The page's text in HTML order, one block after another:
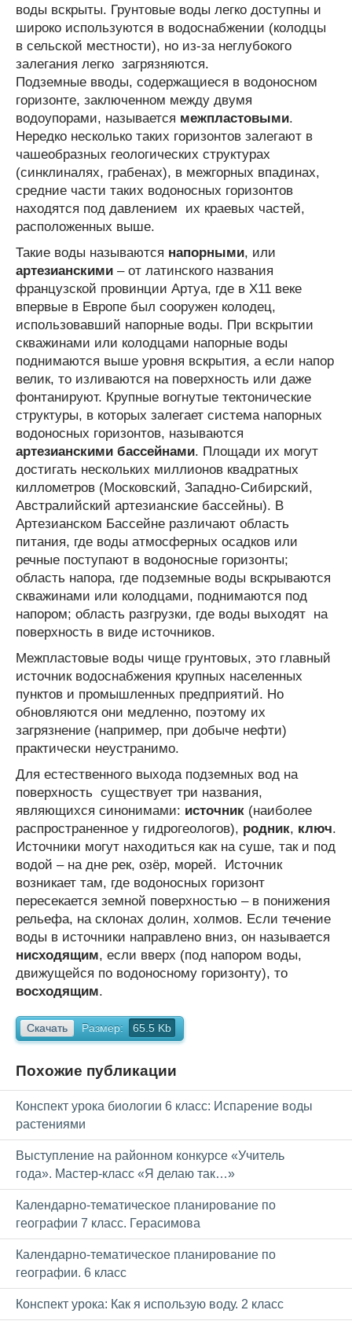
воды вскрыты. Грунтовые воды легко доступны и
широко используются в водоснабжении (колодцы
в сельской местности), но из-за неглубокого
залегания легко загрязняются.
Подземные вводы, содержащиеся в водоносном
горизонте, заключенном между двумя
водоупорами, называется межпластовыми.
Нередко несколько таких горизонтов залегают в
чашеобразных геологических структурах
(синклиналях, грабенах), в межгорных впадинах,
средние части таких водоносных горизонтов
находятся под давлением их краевых частей,
расположенных выше.
Такие воды называются напорными, или
артезианскими – от латинского названия
французской провинции Артуа, где в Х11 веке
впервые в Европе был сооружен колодец,
использовавший напорные воды. При вскрытии
скважинами или колодцами напорные воды
поднимаются выше уровня вскрытия, а если напор
велик, то изливаются на поверхность или даже
фонтанируют. Крупные вогнутые тектонические
структуры, в которых залегает система напорных
водоносных горизонтов, называются
артезианскими бассейнами. Площади их могут
достигать нескольких миллионов квадратных
киллометров (Московский, Западно-Сибирский,
Австралийский артезианские бассейны). В
Артезианском Бассейне различают область
питания, где воды атмосферных осадков или
речные поступают в водоносные горизонты;
область напора, где подземные воды вскрываются
скважинами или колодцами, поднимаются под
напором; область разгрузки, где воды выходят на
поверхность в виде источников.
Межпластовые воды чище грунтовых, это главный
источник водоснабжения крупных населенных
пунктов и промышленных предприятий. Но
обновляются они медленно, поэтому их
загрязнение (например, при добыче нефти)
практически неустранимо.
Для естественного выхода подземных вод на
поверхность существует три названия,
являющихся синонимами: источник (наиболее
распространенное у гидрогеологов), родник, ключ.
Источники могут находиться как на суше, так и под
водой – на дне рек, озёр, морей. Источник
возникает там, где водоносных горизонт
пересекается земной поверхностью – в понижения
рельефа, на склонах долин, холмов. Если течение
воды в источники направлено вниз, он называется
нисходящим, если вверх (под напором воды,
движущейся по водоносному горизонту), то
восходящим.
Скачать Размер: 65.5 Kb
Похожие публикации
Конспект урока биологии 6 класс: Испарение воды
растениями
Выступление на районном конкурсе «Учитель
года». Мастер-класс «Я делаю так…»
Календарно-тематическое планирование по
географии 7 класс. Герасимова
Календарно-тематическое планирование по
географии. 6 класс
Конспект урока: Как я использую воду. 2 класс